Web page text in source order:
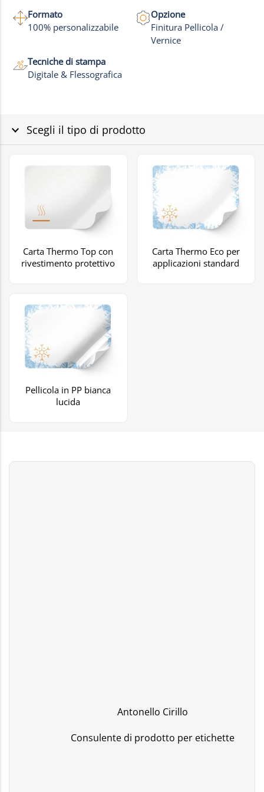
Formato
100% personalizzabile
Opzione
Finitura Pellicola /
Vernice
Tecniche di stampa
Digitale & Flessografica
Scegli il tipo di prodotto
Carta Thermo Top con
rivestimento protettivo
Carta Thermo Eco per
applicazioni standard
Pellicola in PP bianca
lucida
Antonello Cirillo
Consulente di prodotto per etichette